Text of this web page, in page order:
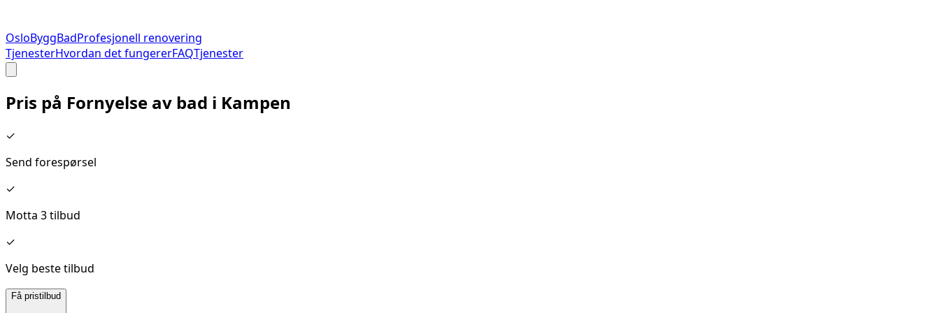
OsloByggBadProfesjonell renovering
TjenesterHvordan det fungererFAQTjenester
Pris på Fornyelse av bad i Kampen
✓
Send forespørsel
✓
Motta 3 tilbud
✓
Velg beste tilbud
Få pristilbud